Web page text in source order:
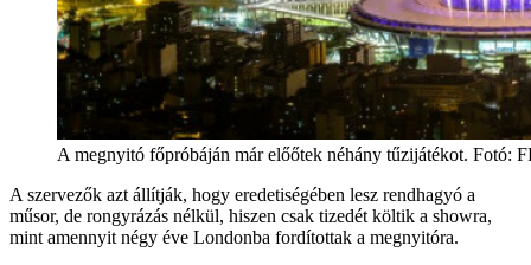
A megnyitó főpróbáján már előőtek néhány tűzijátékot.
A szervezők azt állítják, hogy eredetiségében lesz rendhagyó a
műsor, de rongyrázás nélkül, hiszen csak tizedét költik a showra,
mint amennyit négy éve Londonba fordítottak a megnyitóra.